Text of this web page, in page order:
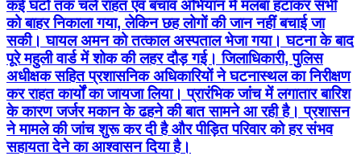
कई घंटों तक चले राहत एवं बचाव अभियान में मलबा हटाकर सभी
को बाहर निकाला गया, लेकिन छह लोगों की जान नहीं बचाई जा
सकी। घायल अमन को तत्काल अस्पताल भेजा गया। घटना के बाद
पूरे महुली वार्ड में शोक की लहर दौड़ गई। जिलाधिकारी, पुलिस
अधीक्षक सहित प्रशासनिक अधिकारियों ने घटनास्थल का निरीक्षण
कर राहत कार्यों का जायजा लिया। प्रारंभिक जांच में लगातार बारिश
के कारण जर्जर मकान के ढहने की बात सामने आ रही है। प्रशासन
ने मामले की जांच शुरू कर दी है और पीड़ित परिवार को हर संभव
सहायता देने का आश्वासन दिया है।